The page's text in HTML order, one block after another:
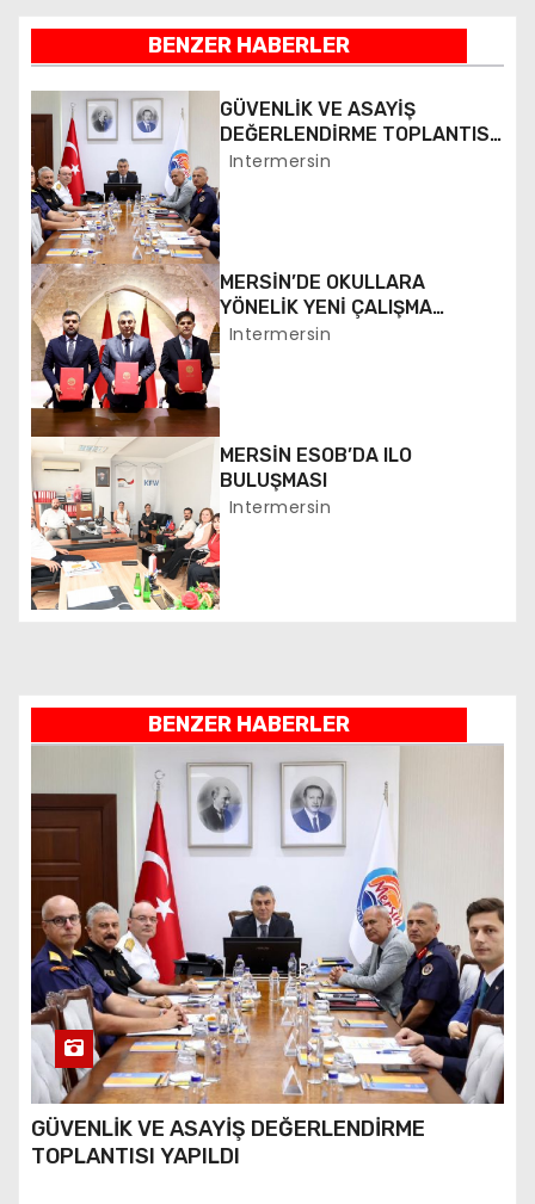
g
e
z
i
n
m
e
s
i
BENZER HABERLER
GÜVENLİK VE ASAYİŞ
DEĞERLENDİRME TOPLANTISI
YAPILDI
Intermersin
MERSİN’DE OKULLARA
YÖNELİK YENİ ÇALIŞMA
BAŞLATILDI
Intermersin
MERSİN ESOB’DA ILO
BULUŞMASI
Intermersin
BENZER HABERLER
GÜVENLİK VE ASAYİŞ DEĞERLENDİRME
TOPLANTISI YAPILDI